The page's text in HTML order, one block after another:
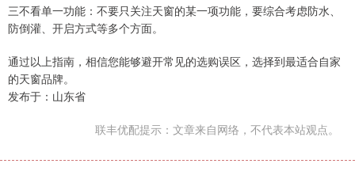
三不看单一功能：不要只关注天窗的某一项功能，要综合考虑防水、
防倒灌、开启方式等多个方面。
通过以上指南，相信您能够避开常见的选购误区，选择到最适合自家
的天窗品牌。
发布于：山东省
联丰优配提示：文章来自网络，不代表本站观点。